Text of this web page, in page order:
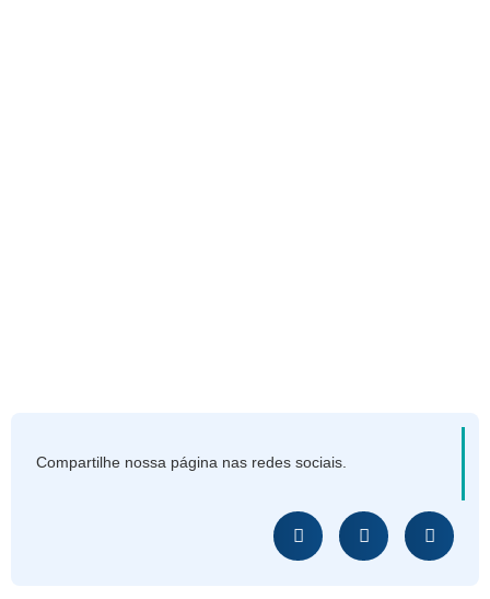
Compartilhe nossa página nas redes sociais.